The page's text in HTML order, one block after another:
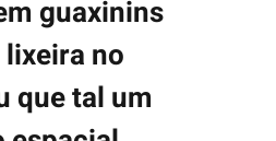
guaxinins
no
que tal um